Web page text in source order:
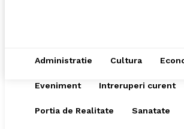
Administratie Cultura
Eveniment Intreruperi curent
Portia de Realitate Sanatate